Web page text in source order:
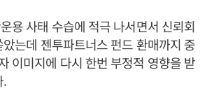
용 사태 수습에 적극 나서면서 신뢰회
는데 젠투파트너스 펀드 환매까지 중
이미지에 다시 한번 부정적 영향을 받
.